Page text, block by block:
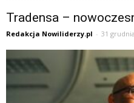
Tradensa –
Redakcja Nowiliderzy.pl - 31